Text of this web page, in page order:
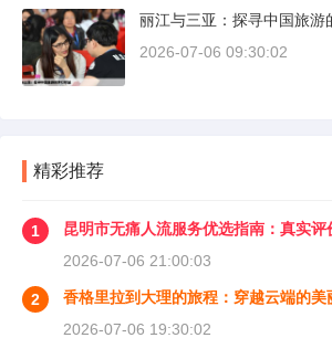
丽江与三亚：探寻中国旅游
2026-07-06 09:30:02
精彩推荐
1
昆明市无痛人流服务优选指南：真实评
2026-07-06 21:00:03
2
香格里拉到大理的旅程：穿越云端的美
2026-07-06 19:30:02